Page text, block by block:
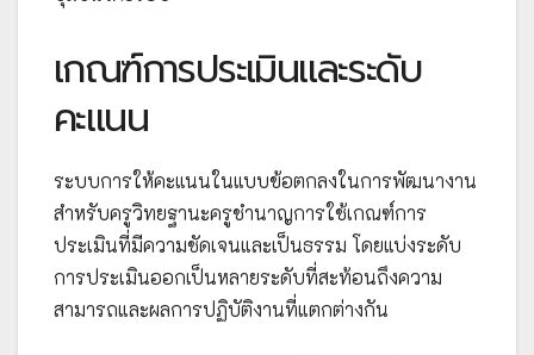
เกณฑ์การประเมินและระดับ
คะแนน
ระบบการให้คะแนนในแบบข้อตกลงในการพัฒนางาน
สำหรับครูวิทยฐานะครูชำนาญการใช้เกณฑ์การ
ประเมินที่มีความชัดเจนและเป็นธรรม โดยแบ่งระดับ
การประเมินออกเป็นหลายระดับที่สะท้อนถึงความ
สามารถและผลการปฏิบัติงานที่แตกต่างกัน